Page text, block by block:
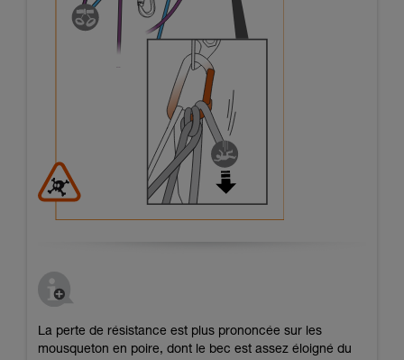
La perte de résistance est plus prononcée sur les
mousqueton en poire, dont le bec est assez éloigné du